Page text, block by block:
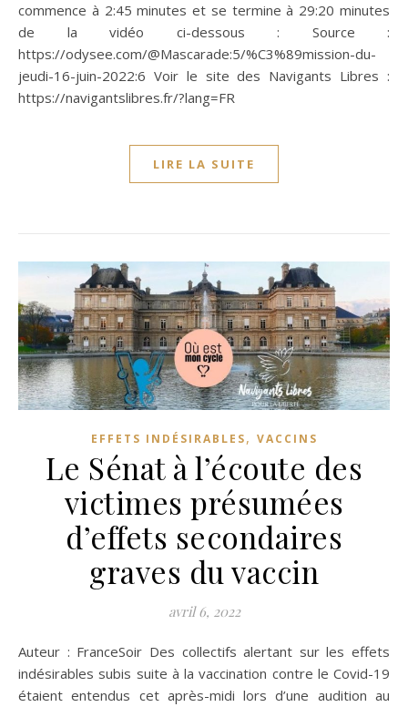
commence à 2:45 minutes et se termine à 29:20 minutes
de la vidéo ci-dessous : Source :
https://odysee.com/@Mascarade:5/%C3%89mission-du-
jeudi-16-juin-2022:6 Voir le site des Navigants Libres :
https://navigantslibres.fr/?lang=FR
LIRE LA SUITE
EFFETS INDÉSIRABLES, VACCINS
Le Sénat à l’écoute des
victimes présumées
d’effets secondaires
graves du vaccin
avril 6, 2022
Auteur : FranceSoir Des collectifs alertant sur les effets
indésirables subis suite à la vaccination contre le Covid-19
étaient entendus cet après-midi lors d’une audition au